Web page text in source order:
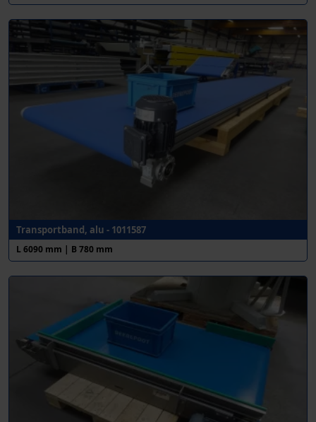
Transportband, alu - 1011587
L 6090 mm | B 780 mm